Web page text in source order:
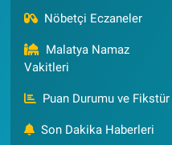
Nöbetçi Eczaneler
Malatya Namaz
Vakitleri
Puan Durumu ve Fikstür
Son Dakika Haberleri